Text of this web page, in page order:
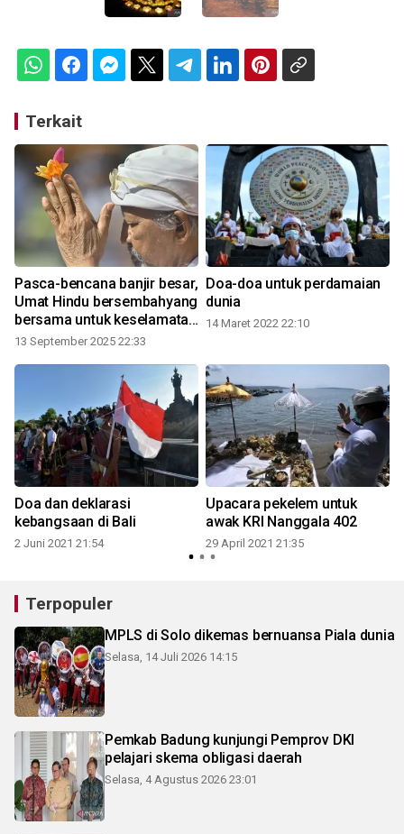
Terkait
Pasca-bencana banjir besar,
Umat Hindu bersembahyang
bersama untuk keselamatan
di Bali
13 September 2025 22:33
Doa-doa untuk perdamaian
dunia
14 Maret 2022 22:10
Doa dan deklarasi
kebangsaan di Bali
2 Juni 2021 21:54
Upacara pekelem untuk
awak KRI Nanggala 402
29 April 2021 21:35
Terpopuler
MPLS di Solo dikemas bernuansa Piala dunia
Selasa, 14 Juli 2026 14:15
Pemkab Badung kunjungi Pemprov DKI
pelajari skema obligasi daerah
Selasa, 4 Agustus 2026 23:01